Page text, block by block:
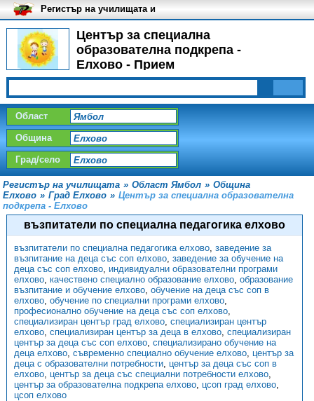
Център за специална
образователна подкрепа -
Елхово - Прием
Регистър на училищата и
университетите в България
Област
Община
Град/село
Регистър на училищата » Област Ямбол » Община
Елхово » Град Елхово » Център за специална образователна
подкрепа - Елхово
възпитатели по специална педагогика елхово
възпитатели по специална педагогика елхово, заведение за
възпитание на деца със соп елхово, заведение за обучение на
деца със соп елхово, индивидуални образователни програми
елхово, качествено специално образование елхово, образование
възпитание и обучение елхово, обучение на деца със соп в
елхово, обучение по специални програми елхово,
професионално обучение на деца със соп елхово,
специализиран център град елхово, специализиран център
елхово, специализиран център за деца в елхово, специализиран
център за деца със соп елхово, специализирано обучение на
деца елхово, съвременно специално обучение елхово, център за
деца с образователни потребности, център за деца със соп в
елхово, център за деца със специални потребности елхово,
център за образователна подкрепа елхово, цсоп град елхово,
цсоп елхово